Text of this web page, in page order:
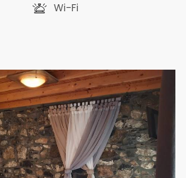
Wi-Fi